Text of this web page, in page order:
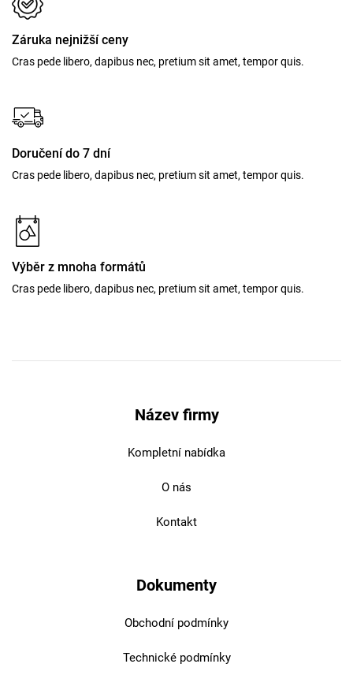
Záruka nejnižší ceny
Cras pede libero, dapibus nec, pretium sit amet, tempor quis.
Doručení do 7 dní
Cras pede libero, dapibus nec, pretium sit amet, tempor quis.
Výběr z mnoha formátů
Cras pede libero, dapibus nec, pretium sit amet, tempor quis.
Název firmy
Kompletní nabídka
O nás
Kontakt
Dokumenty
Obchodní podmínky
Technické podmínky